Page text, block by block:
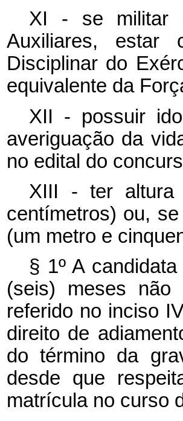
XI - se militar
Auxiliares, estar
Disciplinar do
equivalente da
XII - possuir
averiguação da
no edital do
XIII - ter altura
centímetros) ou,
(um metro e
§ 1º A
(seis) meses
referido no inciso
direito de
do término da
desde que
matrícula no curso